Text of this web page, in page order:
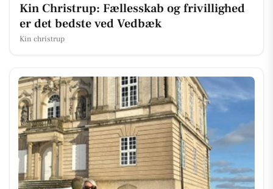
Kin Christrup: Fællesskab og frivillighed
er det bedste ved Vedbæk
Kin christrup